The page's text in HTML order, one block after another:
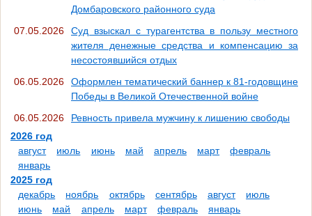
Домбаровского районного суда
07.05.2026
Суд взыскал с турагентства в пользу местного
жителя денежные средства и компенсацию за
несостоявшийся отдых
06.05.2026
Оформлен тематический баннер к 81-годовщине
Победы в Великой Отечественной войне
06.05.2026
Ревность привела мужчину к лишению свободы
2026 год
август
июль июнь май апрель март
февраль
январь
2025 год
декабрь
ноябрь октябрь сентябрь август
июль
июнь
май апрель март февраль
январь